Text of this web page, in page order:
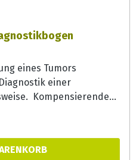
eines Tumors
einer
Kompensierende
ermöglichen oft früh
Konsistenzen. Der
z.Zt. systematischste
und